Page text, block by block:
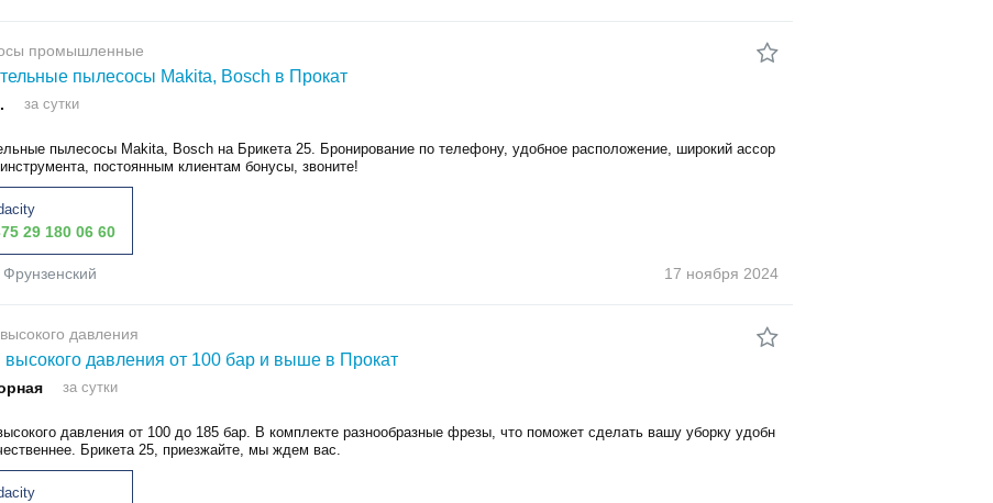
промышленные
пылесосы Makita, Bosch в Прокат
за сутки
пылесосы Makita, Bosch на Брикета 25. Бронирование по телефону, удобное расположение, широкий ассор
постоянным клиентам бонусы, звоните!
29 180 06 60
17 ноября 2024
давления
высокого давления от 100 бар и выше в Прокат
за сутки
давления от 100 до 185 бар. В комплекте разнообразные фрезы, что поможет сделать вашу уборку удобн
Брикета 25, приезжайте, мы ждем вас.